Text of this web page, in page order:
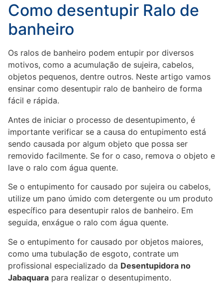
Como desentupir Ralo de
banheiro
Os ralos de banheiro podem entupir por diversos
motivos, como a acumulação de sujeira, cabelos,
objetos pequenos, dentre outros. Neste artigo vamos
ensinar como desentupir ralo de banheiro de forma
fácil e rápida.
Antes de iniciar o processo de desentupimento, é
importante verificar se a causa do entupimento está
sendo causada por algum objeto que possa ser
removido facilmente. Se for o caso, remova o objeto e
lave o ralo com água quente.
Se o entupimento for causado por sujeira ou cabelos,
utilize um pano úmido com detergente ou um produto
específico para desentupir ralos de banheiro. Em
seguida, enxágue o ralo com água quente.
Se o entupimento for causado por objetos maiores,
como uma tubulação de esgoto, contrate um
profissional especializado da Desentupidora no
Jabaquara para realizar o desentupimento.